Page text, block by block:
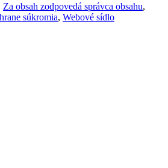
Za obsah zodpovedá správca obsahu,
súkromia, Webové sídlo